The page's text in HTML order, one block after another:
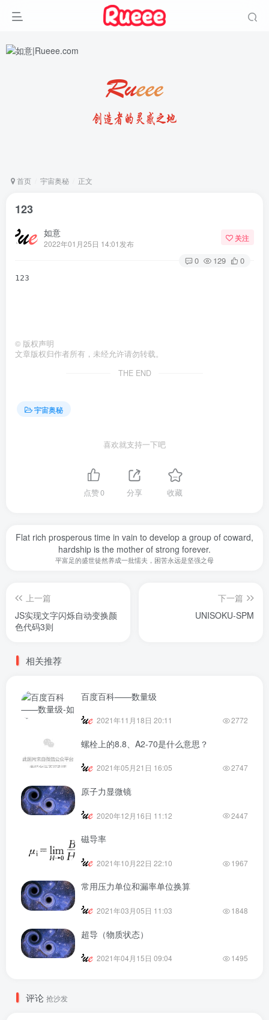
首页 宇宙奥秘 正文
123
如意
2022年01月25日 14:01发布
关注
0 129 0
123
© 版权声明
文章版权归作者所有，未经允许请勿转载。
THE END
宇宙奥秘
喜欢就支持一下吧
点赞0 分享 收藏
Flat rich prosperous time in vain to develop a group of coward,
hardship is the mother of strong forever.
平富足的盛世徒然养成一批懦夫，困苦永远是坚强之母
上一篇
JS实现文字闪烁自动变换颜
色代码3则
下一篇
UNISOKU-SPM
相关推荐
百度百科——数量级
2021年11月18日 20:11 2772
螺栓上的8.8、A2-70是什么意思？
2021年05月21日 16:05 2747
原子力显微镜
2020年12月16日 11:12 2447
磁导率
2021年10月22日 22:10 1967
常用压力单位和漏率单位换算
2021年03月05日 11:03 1848
超导（物质状态）
2021年04月15日 09:04 1495
评论 抢沙发